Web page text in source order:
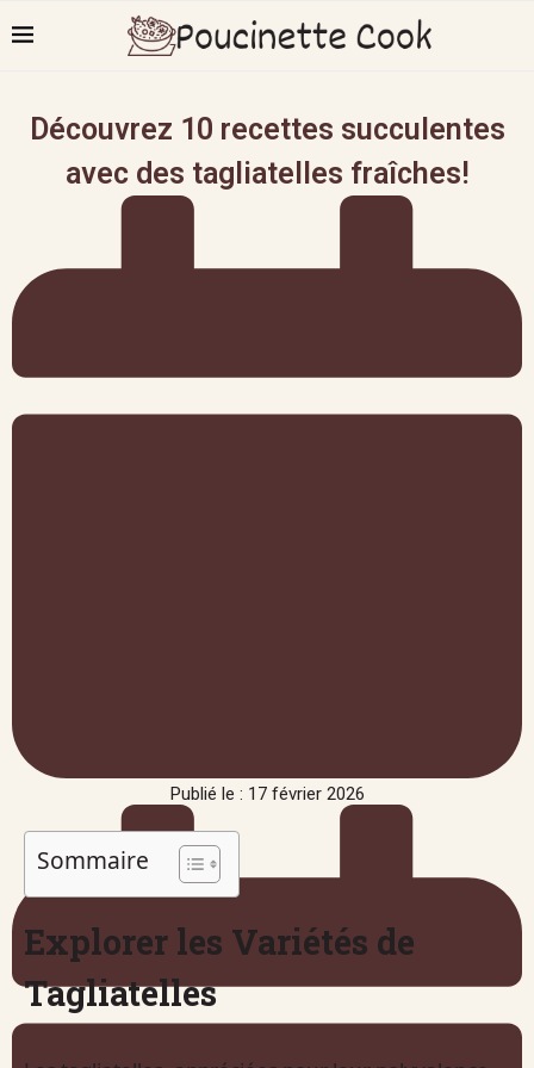
Découvrez 10 recettes succulentes
avec des tagliatelles fraîches!
Publié le : 17 février 2026
Sommaire
Explorer les Variétés de
Tagliatelles